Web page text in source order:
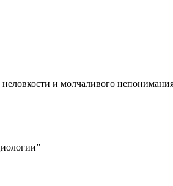
и молчаливого